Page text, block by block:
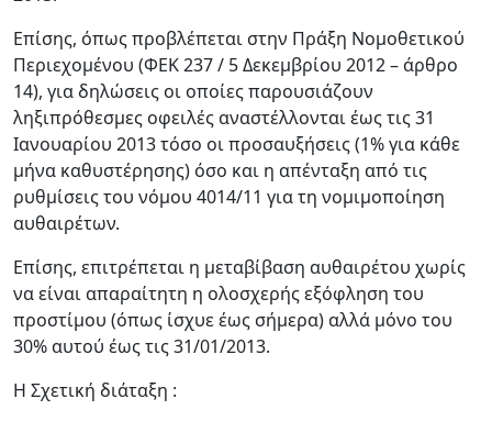
Επίσης, όπως προβλέπεται στην Πράξη Νομοθετικού
Περιεχομένου (ΦΕΚ 237 / 5 Δεκεμβρίου 2012 – άρθρο
14), για δηλώσεις οι οποίες παρουσιάζουν
ληξιπρόθεσμες οφειλές αναστέλλονται έως τις 31
Ιανουαρίου 2013 τόσο οι προσαυξήσεις (1% για κάθε
μήνα καθυστέρησης) όσο και η απένταξη από τις
ρυθμίσεις του νόμου 4014/11 για τη νομιμοποίηση
αυθαιρέτων.
Επίσης, επιτρέπεται η μεταβίβαση αυθαιρέτου χωρίς
να είναι απαραίτητη η ολοσχερής εξόφληση του
προστίμου (όπως ίσχυε έως σήμερα) αλλά μόνο του
30% αυτού έως τις 31/01/2013.
Η Σχετική διάταξη :